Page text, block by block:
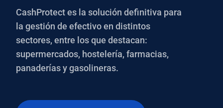
CashProtect es la solución definitiva para
la gestión de efectivo en distintos
sectores, entre los que destacan:
supermercados, hostelería, farmacias,
panaderías y gasolineras.